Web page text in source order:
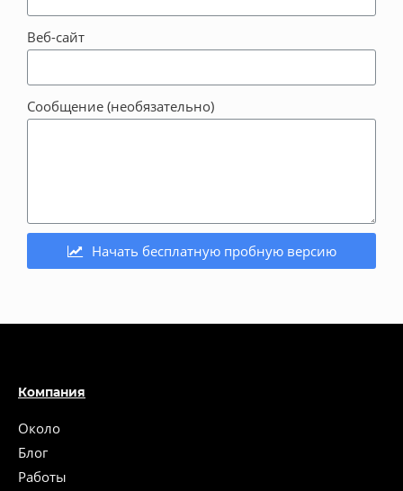
Веб-сайт
Сообщение (необязательно)
Начать бесплатную пробную версию
Компания
Около
Блог
Работы